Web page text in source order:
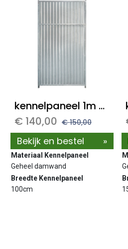
kennelpaneel 1m - geheel dicht damwand
€ 140,00 €150,00
Bekijk en bestel »
Materiaal Kennelpaneel
Geheel damwand
Breedte Kennelpaneel
100cm